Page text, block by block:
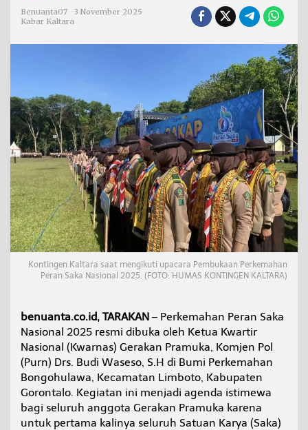
k
e
a
k
a
N
a
s
i
o
n
a
l
2
G
o
r
t
a
l
o
Benuanta07
3 November 2025
Kabar Kaltara
Kontingen Kaltara saat mengikuti upacara Pembukaan Perkemahan
Peran Saka Nasional 2025. (FOTO: HUMAS KONTINGEN KALTARA)
benuanta.co.id, TARAKAN – Perkemahan Peran Saka
Nasional 2025 resmi dibuka oleh Ketua Kwartir
Nasional (Kwarnas) Gerakan Pramuka, Komjen Pol
(Purn) Drs. Budi Waseso, S.H di Bumi Perkemahan
Bongohulawa, Kecamatan Limboto, Kabupaten
Gorontalo. Kegiatan ini menjadi agenda istimewa
bagi seluruh anggota Gerakan Pramuka karena
untuk pertama kalinya seluruh Satuan Karya (Saka)